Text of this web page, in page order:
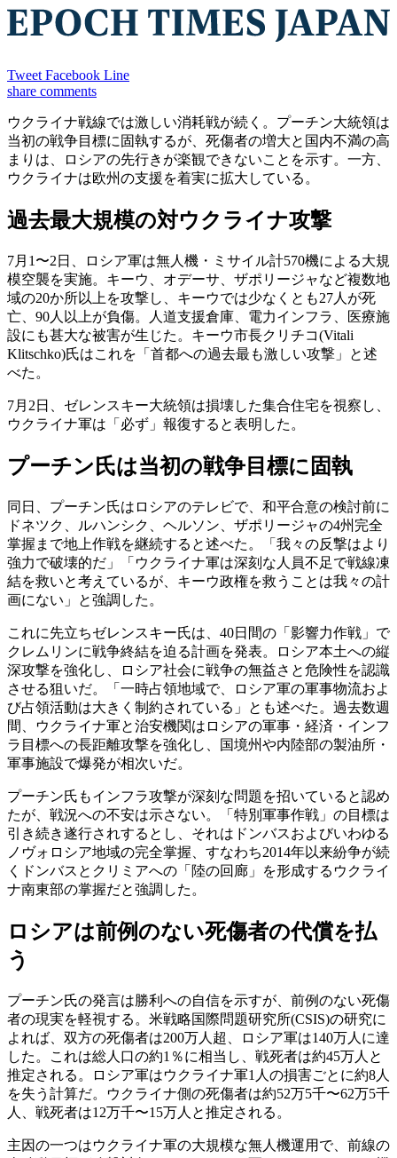
Tweet Facebook Line
share comments
ウクライナ戦線では激しい消耗戦が続く。プーチン大統領は
当初の戦争目標に固執するが、死傷者の増大と国内不満の高
まりは、ロシアの先行きが楽観できないことを示す。一方、
ウクライナは欧州の支援を着実に拡大している。
過去最大規模の対ウクライナ攻撃
7月1〜2日、ロシア軍は無人機・ミサイル計570機による大規
模空襲を実施。キーウ、オデーサ、ザポリージャなど複数地
域の20か所以上を攻撃し、キーウでは少なくとも27人が死
亡、90人以上が負傷。人道支援倉庫、電力インフラ、医療施
設にも甚大な被害が生じた。キーウ市長クリチコ(Vitali
Klitschko)氏はこれを「首都への過去最も激しい攻撃」と述
べた。
7月2日、ゼレンスキー大統領は損壊した集合住宅を視察し、
ウクライナ軍は「必ず」報復すると表明した。
プーチン氏は当初の戦争目標に固執
同日、プーチン氏はロシアのテレビで、和平合意の検討前に
ドネツク、ルハンシク、ヘルソン、ザポリージャの4州完全
掌握まで地上作戦を継続すると述べた。「我々の反撃はより
強力で破壊的だ」「ウクライナ軍は深刻な人員不足で戦線凍
結を救いと考えているが、キーウ政権を救うことは我々の計
画にない」と強調した。
これに先立ちゼレンスキー氏は、40日間の「影響力作戦」で
クレムリンに戦争終結を迫る計画を発表。ロシア本土への縦
深攻撃を強化し、ロシア社会に戦争の無益さと危険性を認識
させる狙いだ。「一時占領地域で、ロシア軍の軍事物流およ
び占領活動は大きく制約されている」とも述べた。過去数週
間、ウクライナ軍と治安機関はロシアの軍事・経済・インフ
ラ目標への長距離攻撃を強化し、国境州や内陸部の製油所・
軍事施設で爆発が相次いだ。
プーチン氏もインフラ攻撃が深刻な問題を招いていると認め
たが、戦況への不安は示さない。「特別軍事作戦」の目標は
引き続き遂行されするとし、それはドンバスおよびいわゆる
ノヴォロシア地域の完全掌握、すなわち2014年以来紛争が続
くドンバスとクリミアへの「陸の回廊」を形成するウクライ
ナ南東部の掌握だと強調した。
ロシアは前例のない死傷者の代償を払
う
プーチン氏の発言は勝利への自信を示すが、前例のない死傷
者の現実を軽視する。米戦略国際問題研究所(CSIS)の研究に
よれば、双方の死傷者は200万人超、ロシア軍は140万人に達
した。これは総人口の約1％に相当し、戦死者は約45万人と
推定される。ロシア軍はウクライナ軍1人の損害ごとに約8人
を失う計算だ。ウクライナ側の死傷者は約52万5千〜62万5千
人、戦死者は12万千〜15万人と推定される。
主因の一つはウクライナ軍の大規模な無人機運用で、前線の